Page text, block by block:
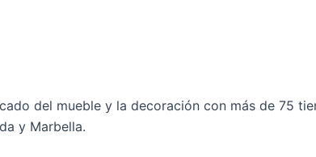
del mueble y la decoración con más de 75
y Marbella.